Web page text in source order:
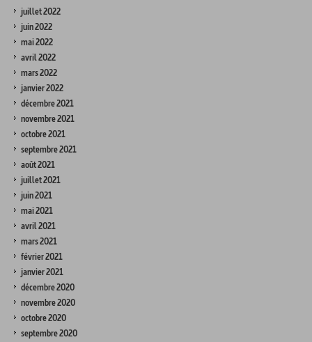
juillet 2022
juin 2022
mai 2022
avril 2022
mars 2022
janvier 2022
décembre 2021
novembre 2021
octobre 2021
septembre 2021
août 2021
juillet 2021
juin 2021
mai 2021
avril 2021
mars 2021
février 2021
janvier 2021
décembre 2020
novembre 2020
octobre 2020
septembre 2020